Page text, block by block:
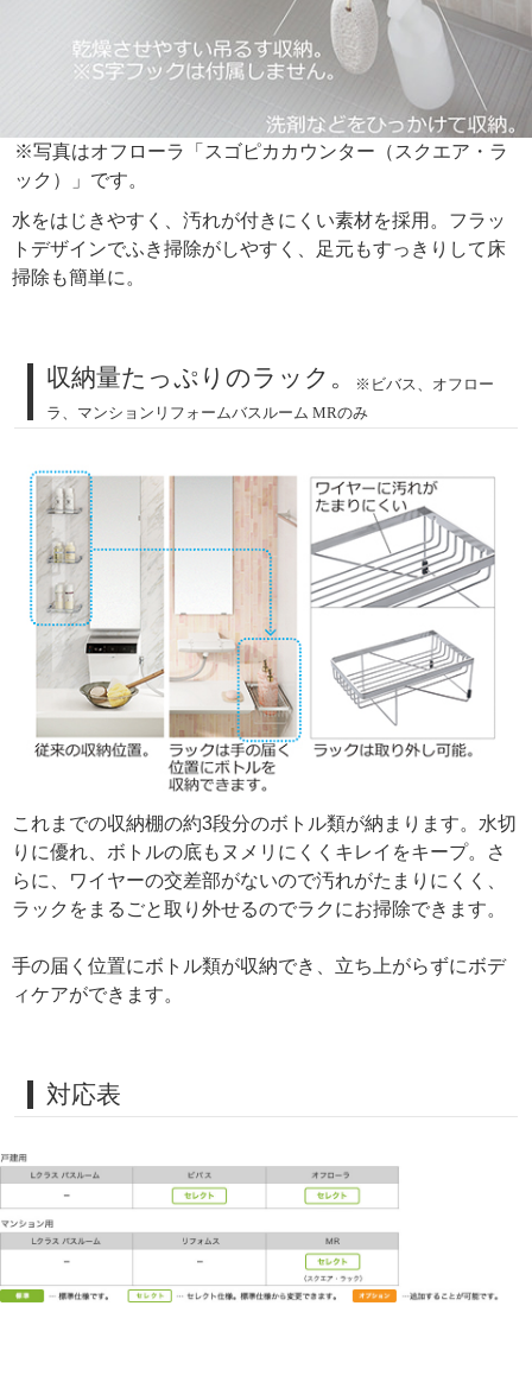
※写真はオフローラ「スゴピカカウンター（スクエア・ラ
ック）」です。
水をはじきやすく、汚れが付きにくい素材を採用。フラッ
トデザインでふき掃除がしやすく、足元もすっきりして床
掃除も簡単に。
収納量たっぷりのラック。
※ビバス、オフロー
ラ、マンションリフォームバスルーム MRのみ
これまでの収納棚の約3段分のボトル類が納まります。水切
りに優れ、ボトルの底もヌメリにくくキレイをキープ。さ
らに、ワイヤーの交差部がないので汚れがたまりにくく、
ラックをまるごと取り外せるのでラクにお掃除できます。
手の届く位置にボトル類が収納でき、立ち上がらずにボデ
ィケアができます。
対応表